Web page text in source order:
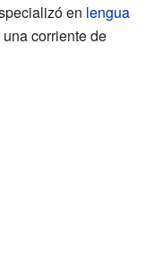
en lengua
corriente de